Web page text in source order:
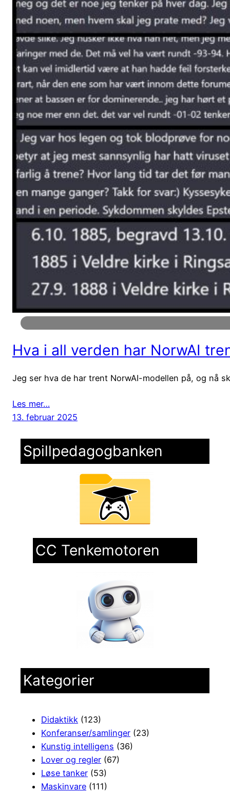
Hva i all verden har NorwAI
Jeg ser hva de har trent NorwAI-modellen på, og nå
Les mer…
13. februar 2025
Spillpedagogbanken
CC Tenkemotoren
Kategorier
Didaktikk (123)
Konferanser/samlinger (23)
Kunstig intelligens (36)
Lover og regler (67)
Løse tanker (53)
Maskinvare (111)